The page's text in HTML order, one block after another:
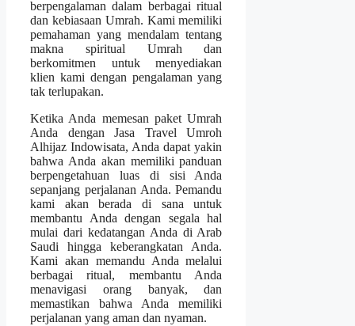
berpengalaman dalam berbagai ritual
dan kebiasaan Umrah. Kami memiliki
pemahaman yang mendalam tentang
makna spiritual Umrah dan
berkomitmen untuk menyediakan
klien kami dengan pengalaman yang
tak terlupakan.
Ketika Anda memesan paket Umrah
Anda dengan Jasa Travel Umroh
Alhijaz Indowisata, Anda dapat yakin
bahwa Anda akan memiliki panduan
berpengetahuan luas di sisi Anda
sepanjang perjalanan Anda. Pemandu
kami akan berada di sana untuk
membantu Anda dengan segala hal
mulai dari kedatangan Anda di Arab
Saudi hingga keberangkatan Anda.
Kami akan memandu Anda melalui
berbagai ritual, membantu Anda
menavigasi orang banyak, dan
memastikan bahwa Anda memiliki
perjalanan yang aman dan nyaman.